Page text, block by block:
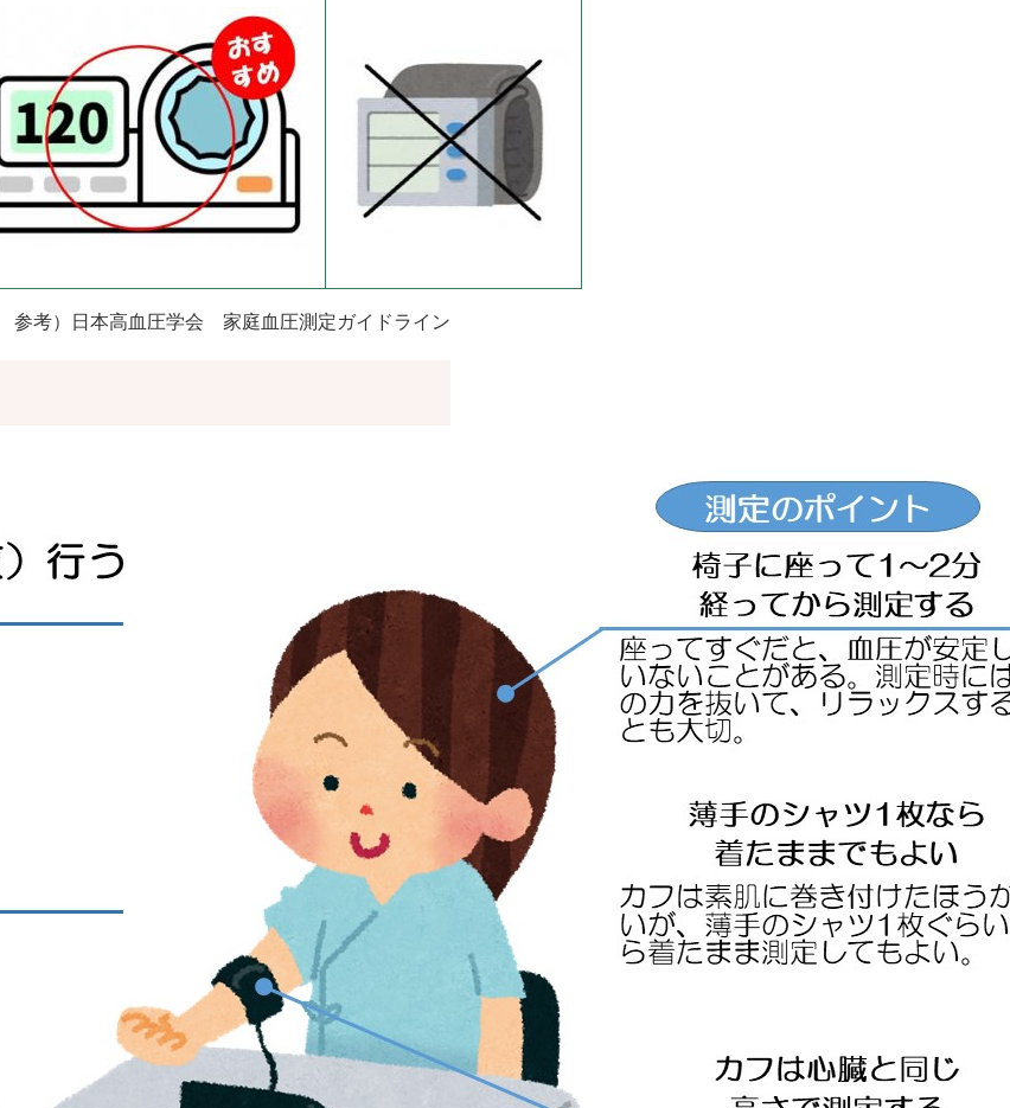
参考）日本高血圧学会 家庭血圧測定ガイドライン